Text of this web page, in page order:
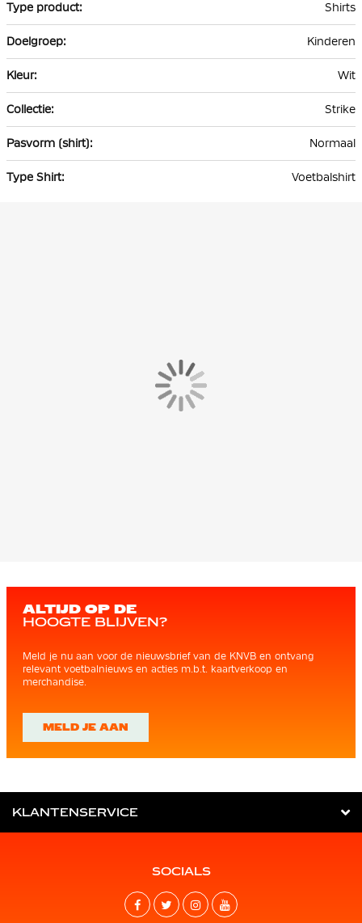
Shirts
Kinderen
Wit
Strike
Normaal
Voetbalshirt
ALTIJD OP DE
HOOGTE BLIJVEN?
Meld je nu aan voor de nieuwsbrief van de KNVB en ontvang
relevant voetbalnieuws en acties m.b.t. kaartverkoop en
merchandise.
MELD JE AAN
KLANTENSERVICE
SOCIALS